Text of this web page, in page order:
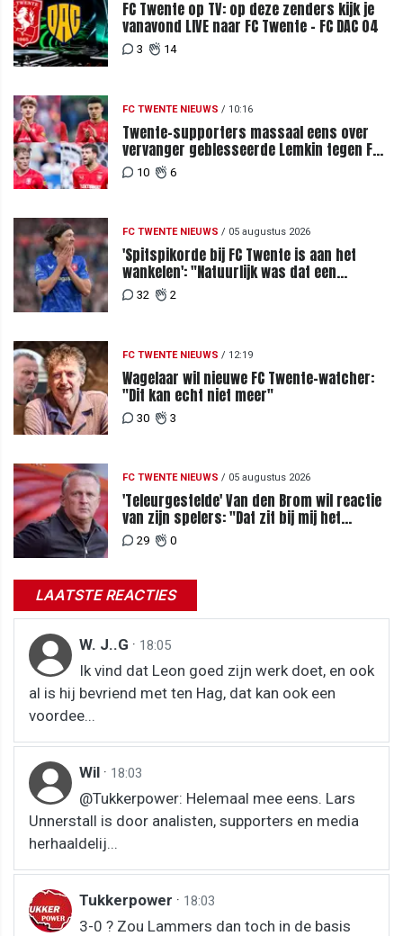
FC Twente op TV: op deze zenders kijk je
vanavond LIVE naar FC Twente - FC DAC 04
3 14
FC TWENTE NIEUWS / 10:16
Twente-supporters massaal eens over
vervanger geblesseerde Lemkin tegen FC
DAC 04
10 6
FC TWENTE NIEUWS / 05 augustus 2026
'Spitspikorde bij FC Twente is aan het
wankelen': "Natuurlijk was dat een
signaal"
32 2
FC TWENTE NIEUWS / 12:19
Wagelaar wil nieuwe FC Twente-watcher:
"Dit kan echt niet meer"
30 3
FC TWENTE NIEUWS / 05 augustus 2026
'Teleurgestelde' Van den Brom wil reactie
van zijn spelers: "Dat zit bij mij het
meeste diep"
29 0
LAATSTE REACTIES
W. J..G · 18:05
Ik vind dat Leon goed zijn werk doet, en ook
al is hij bevriend met ten Hag, dat kan ook een
voordee...
Wil · 18:03
@Tukkerpower: Helemaal mee eens. Lars
Unnerstall is door analisten, supporters en media
herhaaldelij...
Tukkerpower · 18:03
3-0 ? Zou Lammers dan toch in de basis